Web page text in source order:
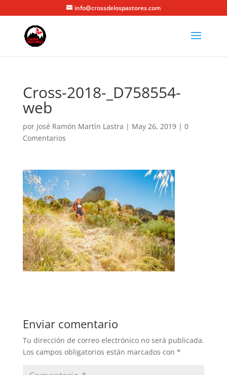
info@crossdelospastores.com
Cross-2018-_D758554-
web
por José Ramón Martín Lastra | May 26, 2019| 0
Comentarios
Enviar comentario
Tu dirección de correo electrónico no será publicada.
Los campos obligatorios están marcados con *